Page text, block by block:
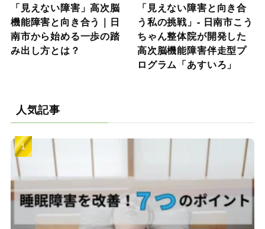
「見えない障害」高次脳
機能障害と向き合う｜日
南市から始める一歩の踏
み出し方とは？
「見えない障害と向き合
う私の挑戦」- 日南市こう
ちゃん整体院が開発した
高次脳機能障害伴走型プ
ログラム「あすいろ」
人気記事